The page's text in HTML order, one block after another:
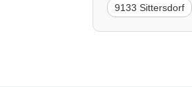
9133 Sittersdorf